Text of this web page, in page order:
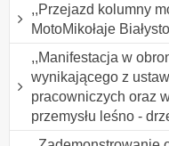
,,Przejazd kolumny
MotoMikołaje
,,Manifestacja w
wynikającego z
pracowniczych oraz
przemysłu leśno -